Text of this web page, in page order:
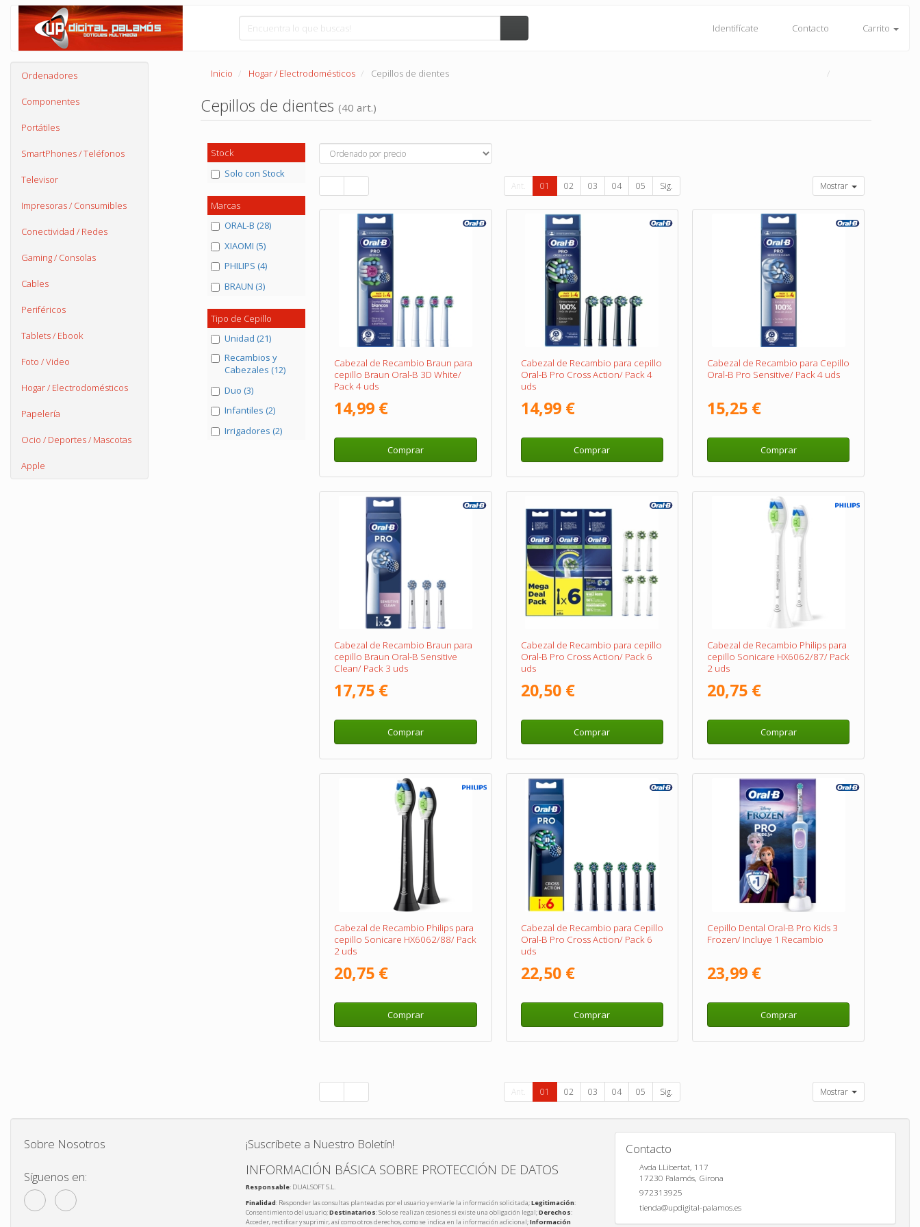
Identifícate Contacto Carrito
Ordenadores
Componentes
Portátiles
SmartPhones / Teléfonos
Televisor
Impresoras / Consumibles
Conectividad / Redes
Gaming / Consolas
Cables
Periféricos
Tablets / Ebook
Foto / Video
Hogar / Electrodomésticos
Papelería
Ocio / Deportes / Mascotas
Apple
Inicio Hogar / Electrodomésticos Cepillos de dientes
Cepillos de dientes (40 art.)
Stock
Solo con Stock
Marcas
ORAL-B (28)
XIAOMI (5)
PHILIPS (4)
BRAUN (3)
Tipo de Cepillo
Unidad (21)
Recambios y
Cabezales (12)
Duo (3)
Infantiles (2)
Irrigadores (2)
Ant. 01 02 03 04 05 Sig. Mostrar
Cabezal de Recambio Braun para
cepillo Braun Oral-B 3D White/
Pack 4 uds
14,99 €
Comprar
Cabezal de Recambio para cepillo
Oral-B Pro Cross Action/ Pack 4
uds
14,99 €
Comprar
Cabezal de Recambio para Cepillo
Oral-B Pro Sensitive/ Pack 4 uds
15,25 €
Comprar
Cabezal de Recambio Braun para
cepillo Braun Oral-B Sensitive
Clean/ Pack 3 uds
17,75 €
Comprar
Cabezal de Recambio para cepillo
Oral-B Pro Cross Action/ Pack 6
uds
20,50 €
Comprar
Cabezal de Recambio Philips para
cepillo Sonicare HX6062/87/ Pack
2 uds
20,75 €
Comprar
Cabezal de Recambio Philips para
cepillo Sonicare HX6062/88/ Pack
2 uds
20,75 €
Comprar
Cabezal de Recambio para Cepillo
Oral-B Pro Cross Action/ Pack 6
uds
22,50 €
Comprar
Cepillo Dental Oral-B Pro Kids 3
Frozen/ Incluye 1 Recambio
23,99 €
Comprar
Ant. 01 02 03 04 05 Sig. Mostrar
Sobre Nosotros
Síguenos en:
¡Suscríbete a Nuestro Boletín!
INFORMACIÓN BÁSICA SOBRE PROTECCIÓN DE DATOS
Responsable: DUALSOFT S.L.
Finalidad: Responder las consultas planteadas por el usuario y enviarle la información solicitada;Legitimación:
Consentimiento del usuario;Destinatarios: Solo se realizan cesiones si existe una obligación legal;Derechos:
Acceder, rectificar y suprimir, así como otros derechos, como se indica en la información adicional;Información
Contacto
Avda LLibertat, 117
17230 Palamós, Girona
972313925
tienda@updigital-palamos.es